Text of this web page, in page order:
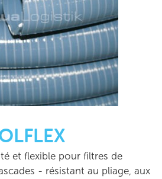
et flexible pour filtres de
- résistant au pliage, aux